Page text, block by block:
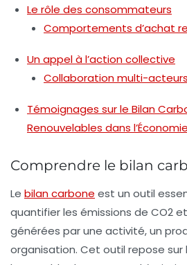
Le rôle des consommateurs
Comportements d’achat
Un appel à l’action collective
Collaboration multi-acteurs
Témoignages sur le Bilan
Renouvelables dans
Comprendre le bilan
Le bilan carbone est un outil
quantifier les émissions de CO2
générées par une activité, un
organisation. Cet outil repose sur